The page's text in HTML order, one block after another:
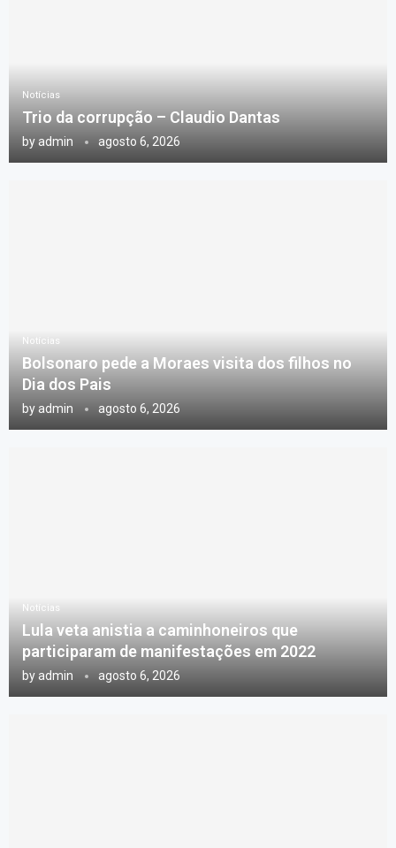
Notícias
Trio da corrupção – Claudio Dantas
by admin agosto 6, 2026
Notícias
Bolsonaro pede a Moraes visita dos filhos no
Dia dos Pais
by admin agosto 6, 2026
Notícias
Lula veta anistia a caminhoneiros que
participaram de manifestações em 2022
by admin agosto 6, 2026